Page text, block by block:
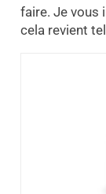
faire. Je vous
cela revient